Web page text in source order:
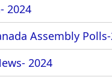
2024
Assembly
2024